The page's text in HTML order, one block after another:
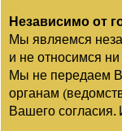
Независимо от
Мы являемся
и не относимся
Мы не передаем
органам
Вашего